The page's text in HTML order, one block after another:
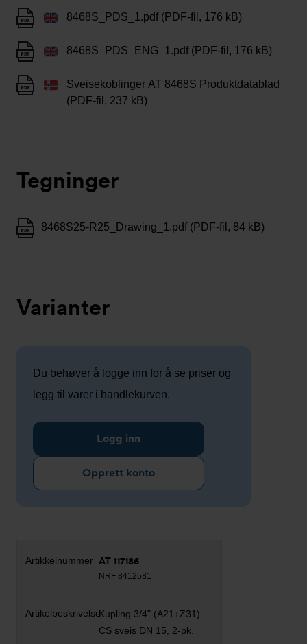
8468S_PDS_1.pdf (PDF-fil, 176 kB)
8468S_PDS_ENG_1.pdf (PDF-fil, 176 kB)
Sveisekoblinger AT 8468S Produktdatablad
(PDF-fil, 237 kB)
Tegninger
8468S25-R25_Drawing_1.pdf (PDF-fil, 84 kB)
Varianter
Du behøver å logge inn for å se priser og
legg til varer i handlekurven.
Logg inn
Opprett konto
AT 117186
NRF 8412581
Kupling 3/4" (A21+Z31)
CS sveis DN 15, 2-pk.